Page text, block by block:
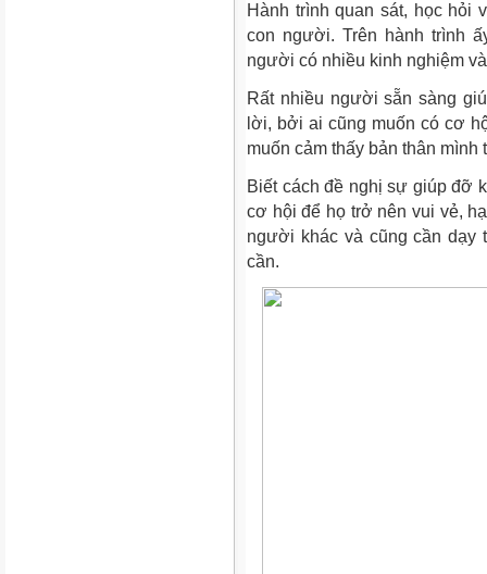
Hành trình quan sát, học hỏi
con người. Trên hành trình
người có nhiều kinh nghiệm
Rất nhiều người sẵn sàng
lời, bởi ai cũng muốn có cơ
muốn cảm thấy bản thân mình
Biết cách đề nghị sự giúp đỡ
cơ hội để họ trở nên vui vẻ,
người khác và cũng cần
cần.